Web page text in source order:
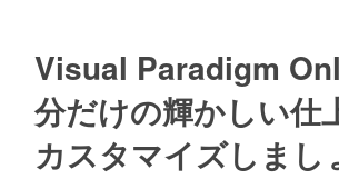
Visual Paradigm
分だけの輝かしい仕
カスタマイズしまし